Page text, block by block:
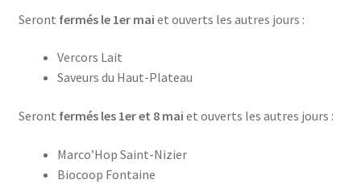
Seront fermés le 1er mai et ouverts les autres jours :
Vercors Lait
Saveurs du Haut-Plateau
Seront fermés les 1er et 8 mai et ouverts les autres jours :
Marco’Hop Saint-Nizier
Biocoop Fontaine